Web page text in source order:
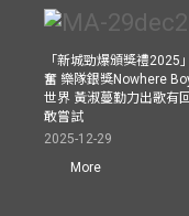
「新城勁爆頒獎禮2025
奮 樂隊銀獎Nowhere
世界 黃淑蔓勤力出歌有
敢嘗試
2025-12-29
More